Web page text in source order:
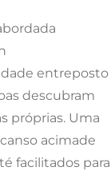
entreposto
descubram
próprias. Uma
acimade
facilitados para